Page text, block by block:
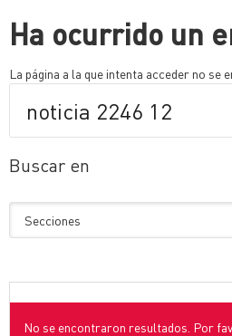
Ha ocurrido un
La página a la que intenta acceder no se
Buscar en
No se encontraron resultados. Por